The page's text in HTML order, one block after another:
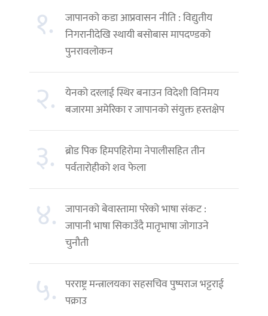
१.
जापानको कडा आप्रवासन नीति : विद्युतीय
निगरानीदेखि स्थायी बसोबास मापदण्डको
पुनरावलोकन
२. येनको दरलाई स्थिर बनाउन विदेशी विनिमय
बजारमा अमेरिका र जापानको संयुक्त हस्तक्षेप
३.
ब्रोड पिक हिमपहिरोमा नेपालीसहित तीन
पर्वतारोहीको शव फेला
४. जापानको बेवास्तामा परेको भाषा संकट :
जापानी भाषा सिकाउँदै मातृभाषा जोगाउने
चुनौती
५. परराष्ट्र मन्त्रालयका सहसचिव पुष्पराज भट्टराई
पक्राउ